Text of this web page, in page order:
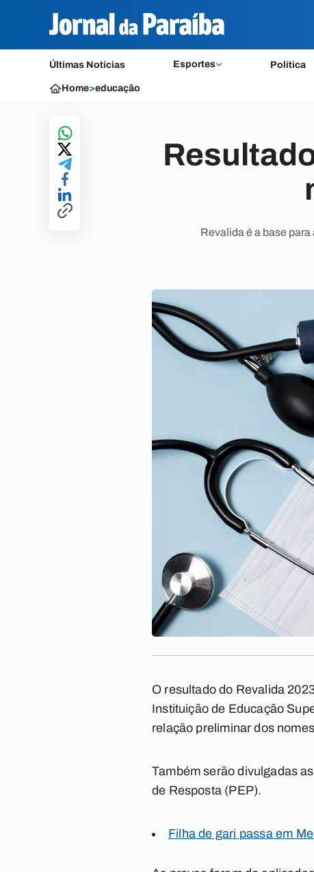
Últimas Notícias Esportes Política
Home>educação
Revalida é a base
O resultado do Revalida
Instituição de Educação
relação preliminar dos
Também serão divulgadas
de Resposta (PEP).
Filha de gari passa em